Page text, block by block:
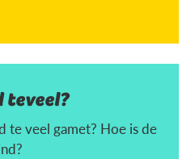
teveel?
te veel gamet? Hoe is de